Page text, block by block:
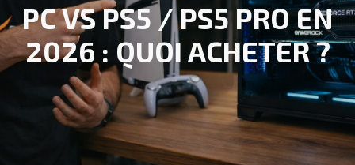
PC VS PS5 / PS5 PRO EN
2026 : QUOI ACHETER ?